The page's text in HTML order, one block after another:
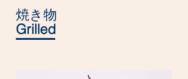
焼き物
Grilled